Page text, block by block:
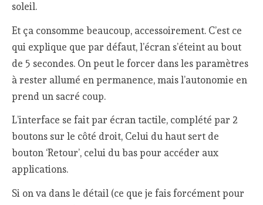
soleil.
Et ça consomme beaucoup, accessoirement. C’est ce
qui explique que par défaut, l’écran s’éteint au bout
de 5 secondes. On peut le forcer dans les paramètres
à rester allumé en permanence, mais l’autonomie en
prend un sacré coup.
L’interface se fait par écran tactile, complété par 2
boutons sur le côté droit, Celui du haut sert de
bouton ‘Retour’, celui du bas pour accéder aux
applications.
Si on va dans le détail (ce que je fais forcément pour